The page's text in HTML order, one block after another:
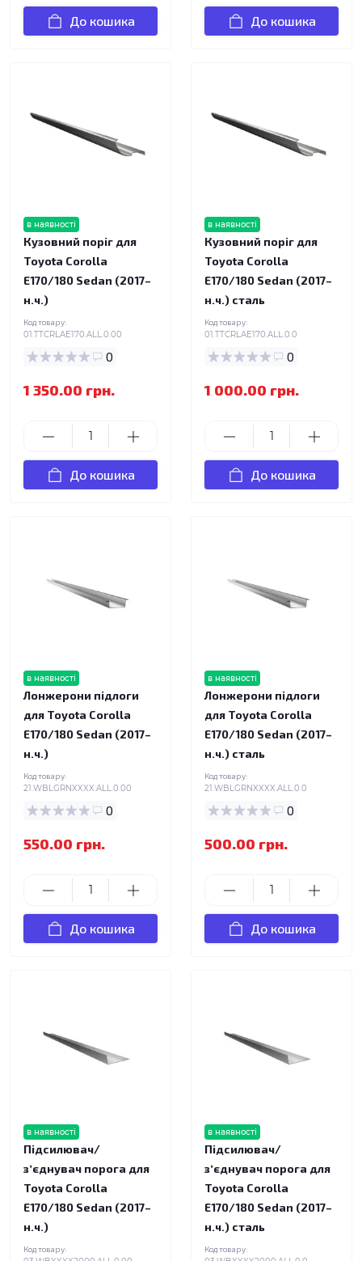
До кошика До кошика
в наявності
Кузовний поріг для
Toyota Corolla
E170/180 Sedan (2017–
н.ч.)
Код товару:
01.TTCRLAE170.ALL.0.00
0
1 350.00 грн.
До кошика
в наявності
Кузовний поріг для
Toyota Corolla
E170/180 Sedan (2017–
н.ч.) сталь
Код товару:
01.TTCRLAE170.ALL.0.0
0
1 000.00 грн.
До кошика
в наявності
Лонжерони підлоги
для Toyota Corolla
E170/180 Sedan (2017–
н.ч.)
Код товару:
21.WBLGRNXXXX.ALL.0.00
0
550.00 грн.
До кошика
в наявності
Лонжерони підлоги
для Toyota Corolla
E170/180 Sedan (2017–
н.ч.) сталь
Код товару:
21.WBLGRNXXXX.ALL.0.0
0
500.00 грн.
До кошика
в наявності
Підсилювач/
зʼєднувач порога для
Toyota Corolla
E170/180 Sedan (2017–
н.ч.)
Код товару:
в наявності
Підсилювач/
зʼєднувач порога для
Toyota Corolla
E170/180 Sedan (2017–
н.ч.) сталь
Код товару: